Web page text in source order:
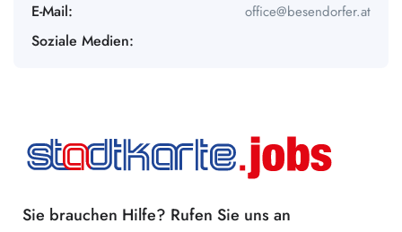
E-Mail: office@besendorfer.at
Soziale Medien:
Sie brauchen Hilfe? Rufen Sie uns an